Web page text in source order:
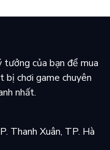
của bạn để mua
bị chơi game chuyên
nhất.
Thanh Xuân, TP. Hà